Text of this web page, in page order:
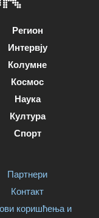
Регион
Интервју
Колумне
Космос
Наука
Култура
Спорт
Партнери
Контакт
коришћења и